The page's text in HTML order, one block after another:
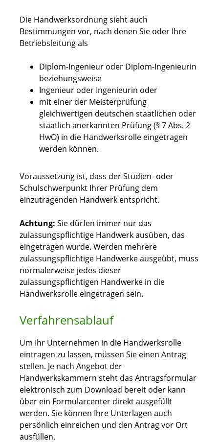
Die Handwerksordnung sieht auch
Bestimmungen vor, nach denen Sie oder Ihre
Betriebsleitung als
Diplom-Ingenieur oder Diplom-Ingenieurin
beziehungsweise
Ingenieur oder Ingenieurin oder
mit einer der Meisterprüfung
gleichwertigen deutschen staatlichen oder
staatlich anerkannten Prüfung (§ 7 Abs. 2
HwO) in die Handwerksrolle eingetragen
werden können.
Voraussetzung ist, dass der Studien- oder
Schulschwerpunkt Ihrer Prüfung dem
einzutragenden Handwerk entspricht.
Achtung: Sie dürfen immer nur das
zulassungspflichtige Handwerk ausüben, das
eingetragen wurde. Werden mehrere
zulassungspflichtige Handwerke ausgeübt, muss
normalerweise jedes dieser
zulassungspflichtigen Handwerke in die
Handwerksrolle eingetragen sein.
Verfahrensablauf
Um Ihr Unternehmen in die Handwerksrolle
eintragen zu lassen, müssen Sie einen Antrag
stellen. Je nach Angebot der
Handwerkskammern steht das Antragsformular
elektronisch zum Download bereit oder kann
über ein Formularcenter direktausgefüllt
werden. Sie können Ihre Unterlagen auch
persönlich einreichen und den Antrag vor Ort
ausfüllen.